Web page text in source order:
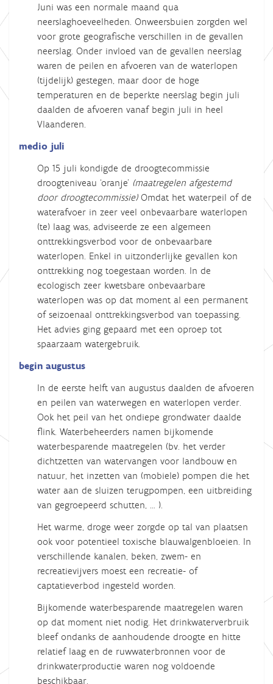
Juni was een normale maand qua
neerslaghoeveelheden. Onweersbuien zorgden wel
voor grote geografische verschillen in de gevallen
neerslag. Onder invloed van de gevallen neerslag
waren de peilen en afvoeren van de waterlopen
(tijdelijk) gestegen, maar door de hoge
temperaturen en de beperkte neerslag begin juli
daalden de afvoeren vanaf begin juli in heel
Vlaanderen.
medio juli
Op 15 juli kondigde de droogtecommissie
droogteniveau ‘oranje’ (maatregelen afgestemd
door droogtecommissie)Omdat het waterpeil of de
waterafvoer in zeer veel onbevaarbare waterlopen
(te) laag was, adviseerde ze een algemeen
onttrekkingsverbod voor de onbevaarbare
waterlopen. Enkel in uitzonderlijke gevallen kon
onttrekking nog toegestaan worden. In de
ecologisch zeer kwetsbare onbevaarbare
waterlopen was op dat moment al een permanent
of seizoenaal onttrekkingsverbod van toepassing.
Het advies ging gepaard met een oproep tot
spaarzaam watergebruik.
begin augustus
In de eerste helft van augustus daalden de afvoeren
en peilen van waterwegen en waterlopen verder.
Ook het peil van het ondiepe grondwater daalde
flink. Waterbeheerders namen bijkomende
waterbesparende maatregelen (bv. het verder
dichtzetten van watervangen voor landbouw en
natuur, het inzetten van (mobiele) pompen die het
water aan de sluizen terugpompen, een uitbreiding
van gegroepeerd schutten, … ).
Het warme, droge weer zorgde op tal van plaatsen
ook voor potentieel toxische blauwalgenbloeien. In
verschillende kanalen, beken, zwem- en
recreatievijvers moest een recreatie- of
captatieverbod ingesteld worden.
Bijkomende waterbesparende maatregelen waren
op dat moment niet nodig. Het drinkwaterverbruik
bleef ondanks de aanhoudende droogte en hitte
relatief laag en de ruwwaterbronnen voor de
drinkwaterproductie waren nog voldoende
beschikbaar.